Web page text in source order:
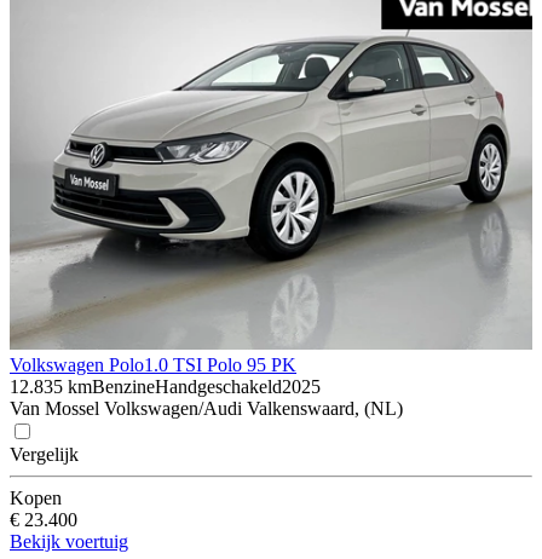
Volkswagen Polo1.0 TSI Polo 95 PK
12.835 kmBenzineHandgeschakeld2025
Van Mossel Volkswagen/Audi Valkenswaard, (NL)
Vergelijk
Kopen
€ 23.400
Bekijk voertuig